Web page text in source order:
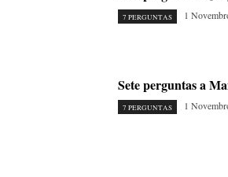
7 PERGUNTAS 1
Sete perguntas a
7 PERGUNTAS 1